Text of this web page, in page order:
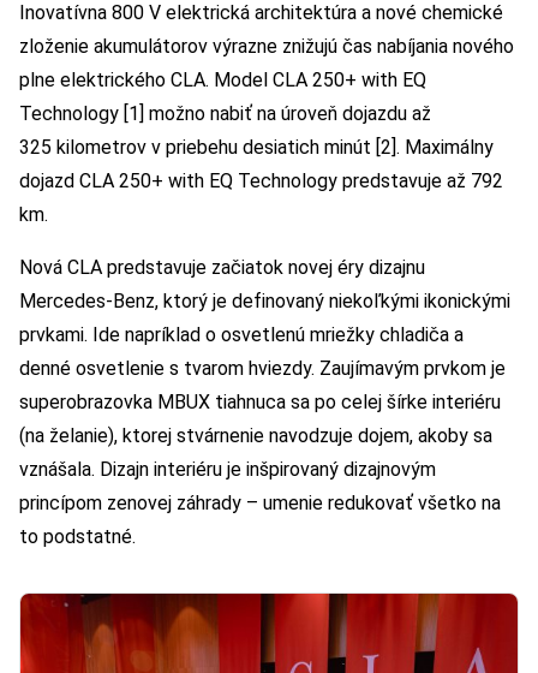
Inovatívna 800 V elektrická architektúra a nové chemické
zloženie akumulátorov výrazne znižujú čas nabíjania nového
plne elektrického CLA. Model CLA 250+ with EQ
Technology [1] možno nabiť na úroveň dojazdu až
325 kilometrov v priebehu desiatich minút [2]. Maximálny
dojazd CLA 250+ with EQ Technology predstavuje až 792
km.
Nová CLA predstavuje začiatok novej éry dizajnu
Mercedes-Benz, ktorý je definovaný niekoľkými ikonickými
prvkami. Ide napríklad o osvetlenú mriežky chladiča a
denné osvetlenie s tvarom hviezdy. Zaujímavým prvkom je
superobrazovka MBUX tiahnuca sa po celej šírke interiéru
(na želanie), ktorej stvárnenie navodzuje dojem, akoby sa
vznášala. Dizajn interiéru je inšpirovaný dizajnovým
princípom zenovej záhrady – umenie redukovať všetko na
to podstatné.